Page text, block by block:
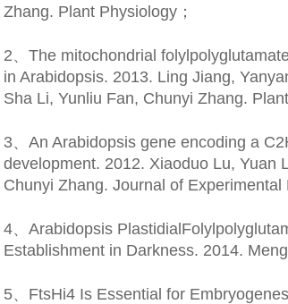
Zhang. Plant Physiology ；
2、 The mitochondrial
in Arabidopsis. 2013. Ling Jiang,
Sha Li, Yunliu Fan, Chunyi Zhang.
3、 An Arabidopsis gene encoding a
development. 2012. Xiaoduo Lu, Yuan
Chunyi Zhang. Journal of Experimental
4、 Arabidopsis
Establishment in Darkness. 2014.
5、 FtsHi4 Is Essential for